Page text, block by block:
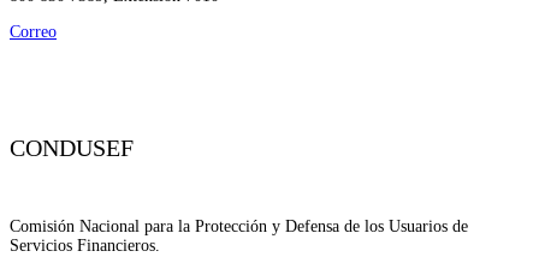
Correo
CONDUSEF
Comisión Nacional para la Protección y Defensa de los Usuarios de
Servicios Financieros.